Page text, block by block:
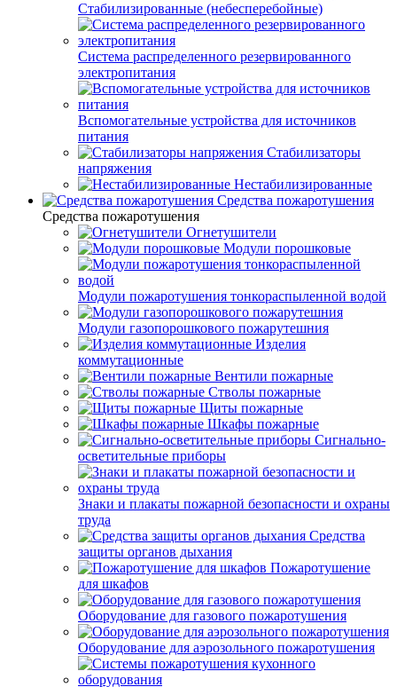
Стабилизированные (небесперебойные)
Система распределенного резервированного
электропитания
Вспомогательные устройства для источников
питания
Стабилизаторы
напряжения
Нестабилизированные
Средства пожаротушения
Средства пожаротушения
Огнетушители
Модули порошковые
Модули пожаротушения тонкораспыленной водой
Модули газопорошкового пожарутешния
Изделия
коммутационные
Вентили пожарные
Стволы пожарные
Щиты пожарные
Шкафы пожарные
Сигнально-
осветительные приборы
Знаки и плакаты пожарной безопасности и охраны
труда
Средства
защиты органов дыхания
Пожаротушение
для шкафов
Оборудование для газового пожаротушения
Оборудование для аэрозольного пожаротушения